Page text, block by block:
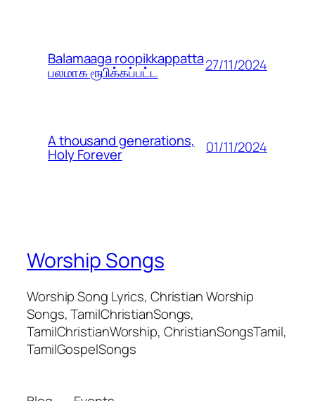
Balamaaga roopikkappatta
பலமாக ரூபிக்கப்பட்ட 27/11/2024
A thousand generations,
Holy Forever 01/11/2024
Worship Songs
Worship Song Lyrics, Christian Worship
Songs, TamilChristianSongs,
TamilChristianWorship, ChristianSongsTamil,
TamilGospelSongs